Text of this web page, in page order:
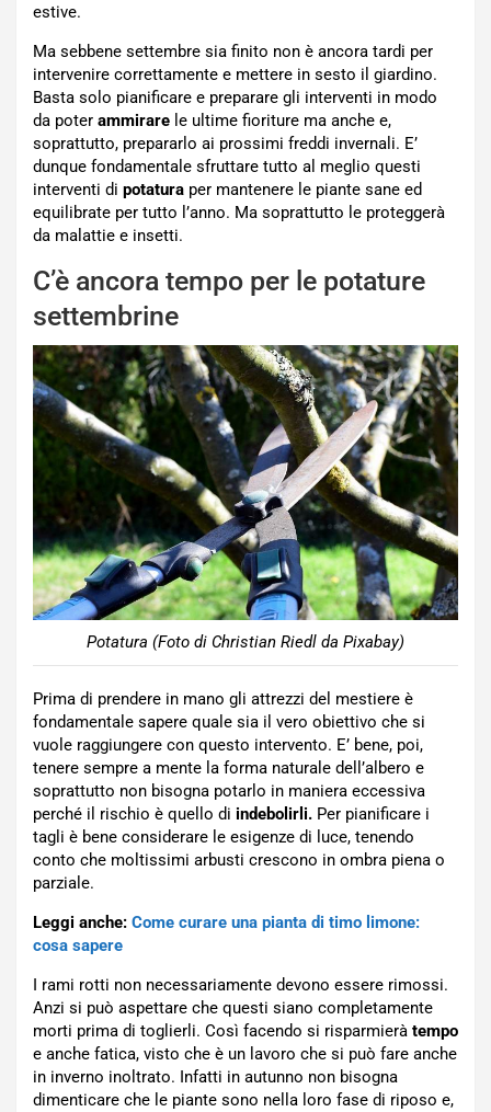
estive.
Ma sebbene settembre sia finito non è ancora tardi per
intervenire correttamente e mettere in sesto il giardino.
Basta solo pianificare e preparare gli interventi in modo
da poter ammirare le ultime fioriture ma anche e,
soprattutto, prepararlo ai prossimi freddi invernali. E’
dunque fondamentale sfruttare tutto al meglio questi
interventi di potatura per mantenere le piante sane ed
equilibrate per tutto l’anno. Ma soprattutto le proteggerà
da malattie e insetti.
C’è ancora tempo per le potature
settembrine
Potatura (Foto di Christian Riedl da Pixabay)
Prima di prendere in mano gli attrezzi del mestiere è
fondamentale sapere quale sia il vero obiettivo che si
vuole raggiungere con questo intervento. E’ bene, poi,
tenere sempre a mente la forma naturale dell’albero e
soprattutto non bisogna potarlo in maniera eccessiva
perché il rischio è quello di indebolirli. Per pianificare i
tagli è bene considerare le esigenze di luce, tenendo
conto che moltissimi arbusti crescono in ombra piena o
parziale.
Leggi anche: Come curare una pianta di timo limone:
cosa sapere
I rami rotti non necessariamente devono essere rimossi.
Anzi si può aspettare che questi siano completamente
morti prima di toglierli. Così facendo si risparmierà tempo
e anche fatica, visto che è un lavoro che si può fare anche
in inverno inoltrato. Infatti in autunno non bisogna
dimenticare che le piante sono nella loro fase di riposo e,